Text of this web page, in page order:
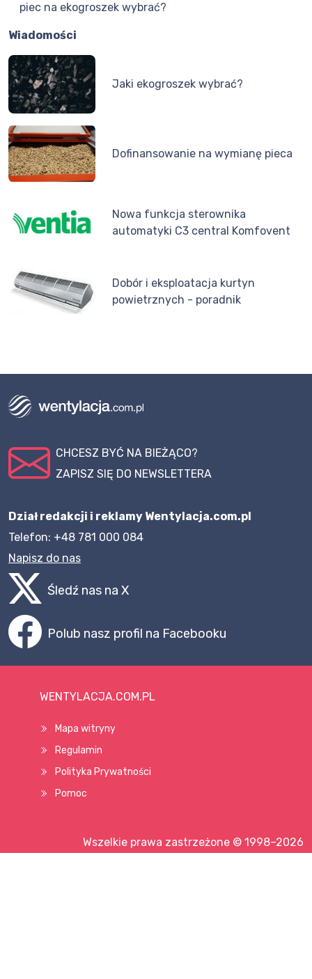
piec na ekogroszek wybrać?
Wiadomości
Jaki ekogroszek wybrać?
Dofinansowanie na wymianę pieca
Nowa funkcja sterownika
automatyki C3 central Komfovent
Dobór i eksploatacja kurtyn
powietrznych - poradnik
CHCESZ BYĆ NA BIEŻĄCO?
ZAPISZ SIĘ DO NEWSLETTERA
Dział redakcji i reklamy Wentylacja.com.pl
Telefon: +48 781 000 084
Napisz do nas
Śledź nas na X
Polub nasz profil na Facebooku
WENTYLACJA.COM.PL
Mapa witryny
Regulamin
Polityka Prywatności
Pomoc
Wszelkie prawa zastrzeżone © 1998–2026